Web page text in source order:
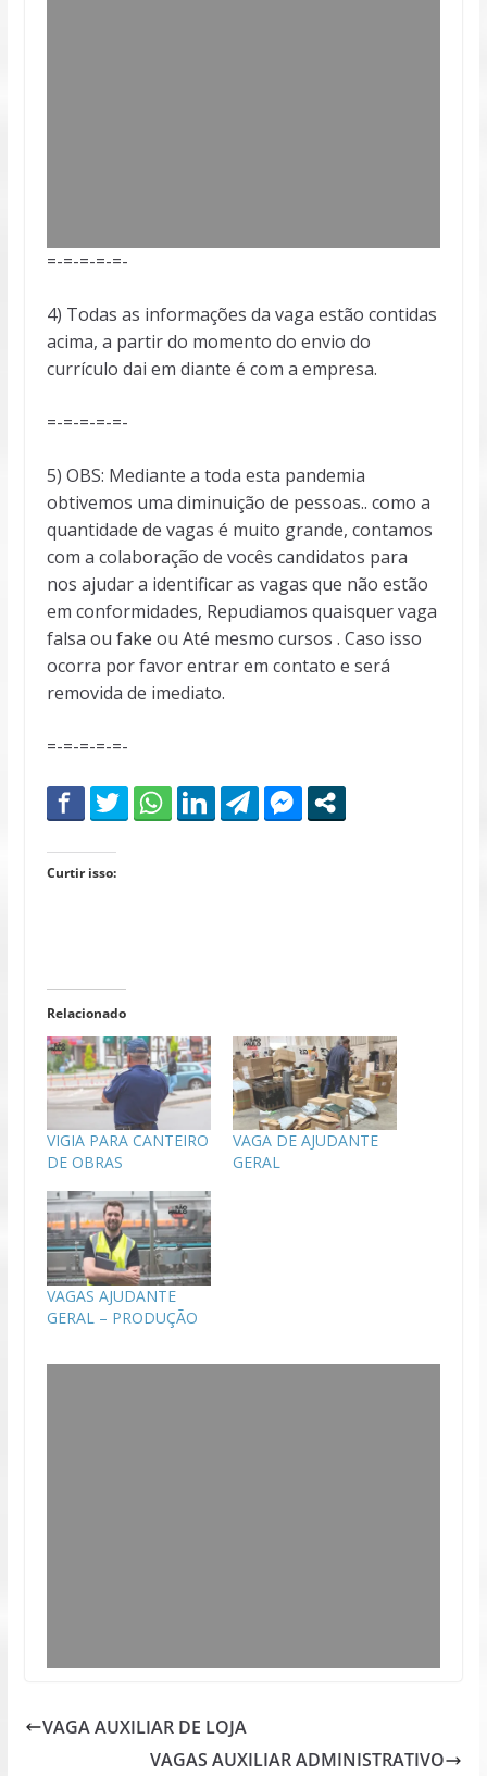
=-=-=-=-=-
4) Todas as informações da vaga estão contidas
acima, a partir do momento do envio do
currículo dai em diante é com a empresa.
=-=-=-=-=-
5) OBS: Mediante a toda esta pandemia
obtivemos uma diminuição de pessoas.. como a
quantidade de vagas é muito grande, contamos
com a colaboração de vocês candidatos para
nos ajudar a identificar as vagas que não estão
em conformidades, Repudiamos quaisquer vaga
falsa ou fake ou Até mesmo cursos . Caso isso
ocorra por favor entrar em contato e será
removida de imediato.
=-=-=-=-=-
Curtir isso:
Relacionado
VIGIA PARA CANTEIRO
DE OBRAS
VAGA DE AJUDANTE
GERAL
VAGAS AJUDANTE
GERAL – PRODUÇÃO
VAGA AUXILIAR DE LOJA
VAGAS AUXILIAR ADMINISTRATIVO